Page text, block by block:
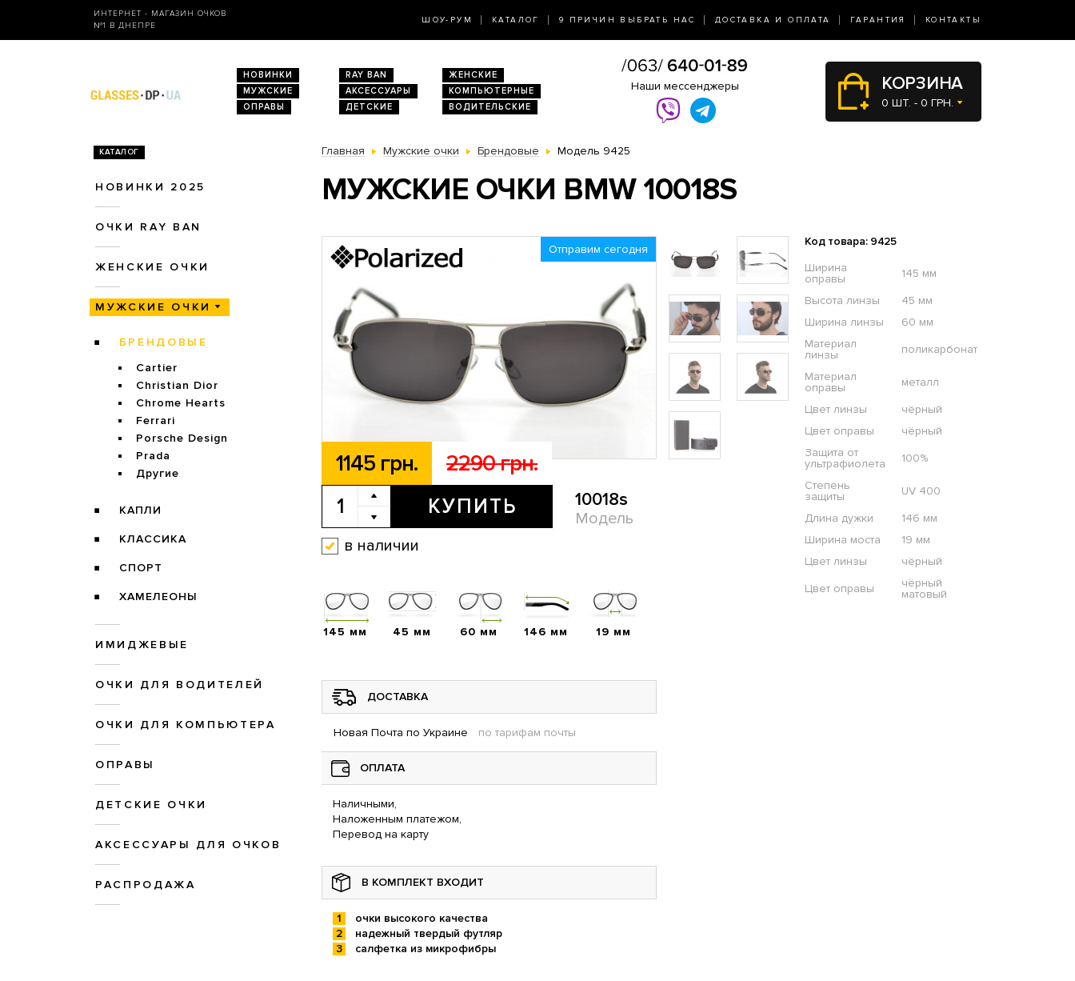
ИНТЕРНЕТ - МАГАЗИН ОЧКОВ
№1 В ДНЕПРЕ
ШОУ-РУМ КАТАЛОГ 9 ПРИЧИН ВЫБРАТЬ НАС ДОСТАВКА И ОПЛАТА ГАРАНТИЯ КОНТАКТЫ
НОВИНКИ RAY BAN
ЖЕНСКИЕ
МУЖСКИЕ
АКСЕССУАРЫ
КОМПЬЮТЕРНЫЕ
ОПРАВЫ
ДЕТСКИЕ ВОДИТЕЛЬСКИЕ
Наши мессенджеры КОРЗИНА
0 ШТ. - 0 ГРН.
КАТАЛОГ
НОВИНКИ 2025
ОЧКИ RAY BAN
ЖЕНСКИЕ ОЧКИ
МУЖСКИЕ ОЧКИ
БРЕНДОВЫЕ
Cartier
Christian Dior
Chrome Hearts
Ferrari
Porsche Design
Prada
Другие
КАПЛИ
КЛАССИКА
СПОРТ
ХАМЕЛЕОНЫ
ИМИДЖЕВЫЕ
ОЧКИ ДЛЯ ВОДИТЕЛЕЙ
ОЧКИ ДЛЯ КОМПЬЮТЕРА
ОПРАВЫ
ДЕТСКИЕ ОЧКИ
АКСЕССУАРЫ ДЛЯ ОЧКОВ
РАСПРОДАЖА
Главная Мужские очки Брендовые Модель 9425
МУЖСКИЕ ОЧКИ BMW 10018S
Отправим сегодня
1145 грн. 2290 грн.
КУПИТЬ 10018s
Модель
в наличии
Код товара: 9425
Ширина
оправы
145 мм
Высота линзы
45 мм
Ширина линзы
60 мм
Материал
линзы
поликарбонат
Материал
оправы
металл
Цвет линзы
чёрный
Цвет оправы
чёрный
Защита от
ультрафиолета
100%
Степень
защиты
UV 400
Длина дужки
146 мм
Ширина моста
19 мм
Цвет линзы
чёрный
Цвет оправы
чёрный
матовый
145 мм 45 мм 60 мм 146 мм 19 мм
ДОСТАВКА
Новая Почта по Украине по тарифам почты
ОПЛАТА
Наличными,
Наложенным платежом,
Перевод на карту
В КОМПЛЕКТ ВХОДИТ
очки высокого качества
надежный твердый футляр
салфетка из микрофибры